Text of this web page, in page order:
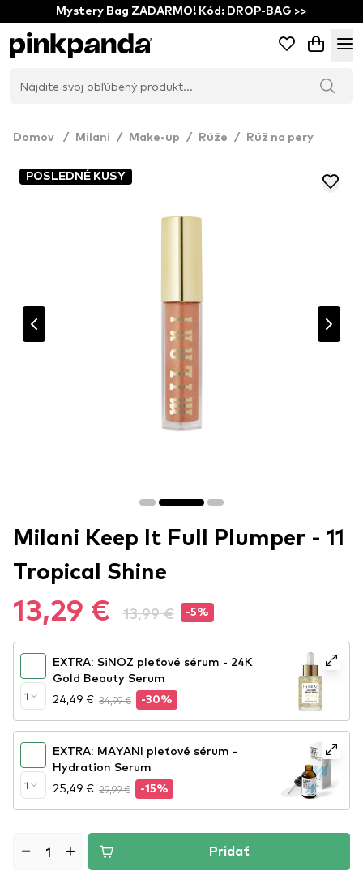
Mystery Bag ZADARMO! Kód: DROP-BAG >>
Domov / Milani / Make-up / Rúže / Rúž na pery
POSLEDNÉ KUSY
Milani Keep It Full Plumper - 11
Tropical Shine
13,29 € 13,99 € -5%
1
EXTRA: SiNOZ pleťové sérum - 24K
Gold Beauty Serum
24,49 € 34,99 € -30%
1
EXTRA: MAYANI pleťové sérum -
Hydration Serum
25,49 € 29,99 € -15%
Pridať